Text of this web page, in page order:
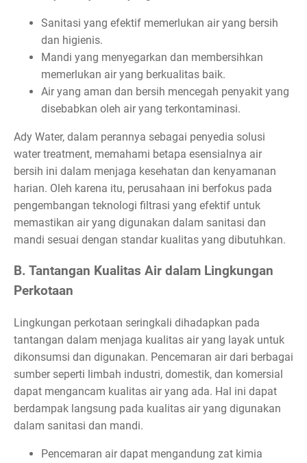
Sanitasi yang efektif memerlukan air yang bersih
dan higienis.
Mandi yang menyegarkan dan membersihkan
memerlukan air yang berkualitas baik.
Air yang aman dan bersih mencegah penyakit yang
disebabkan oleh air yang terkontaminasi.
Ady Water, dalam perannya sebagai penyedia solusi
water treatment, memahami betapa esensialnya air
bersih ini dalam menjaga kesehatan dan kenyamanan
harian. Oleh karena itu, perusahaan ini berfokus pada
pengembangan teknologi filtrasi yang efektif untuk
memastikan air yang digunakan dalam sanitasi dan
mandi sesuai dengan standar kualitas yang dibutuhkan.
B. Tantangan Kualitas Air dalam Lingkungan
Perkotaan
Lingkungan perkotaan seringkali dihadapkan pada
tantangan dalam menjaga kualitas air yang layak untuk
dikonsumsi dan digunakan. Pencemaran air dari berbagai
sumber seperti limbah industri, domestik, dan komersial
dapat mengancam kualitas air yang ada. Hal ini dapat
berdampak langsung pada kualitas air yang digunakan
dalam sanitasi dan mandi.
Pencemaran air dapat mengandung zat kimia